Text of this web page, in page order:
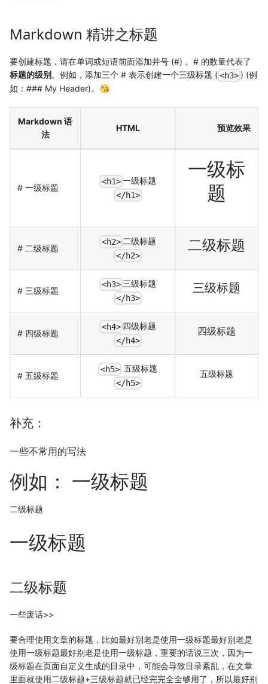
Markdown 精讲之标题
要创建标题，请在单词或短语前面添加井号 (#) 。# 的数量代表了
标题的级别。例如，添加三个 # 表示创建一个三级标题 (<h3> ) (例
如：### My Header)。😘
Markdown 语
法
HTML 预览效果
# 一级标题
<h1>一级标题
</h1>
一级标
题
# 二级标题
<h2> 二级标题
</h2>
二级标题
# 三级标题
<h3>三级标题
</h3>
三级标题
# 四级标题
<h4> 四级标题
</h4>
四级标题
# 五级标题
<h5>五级标题
</h5>
五级标题
补充：
一些不常用的写法
例如： 一级标题
二级标题
一级标题
二级标题
一些废话>>
要合理使用文章的标题，比如最好别老是使用一级标题最好别老是
使用一级标题最好别老是使用一级标题，重要的话说三次，因为一
级标题在页面自定义生成的目录中，可能会导致目录紊乱，在文章
里面就使用二级标题+三级标题就已经完完全全够用了，所以最好别